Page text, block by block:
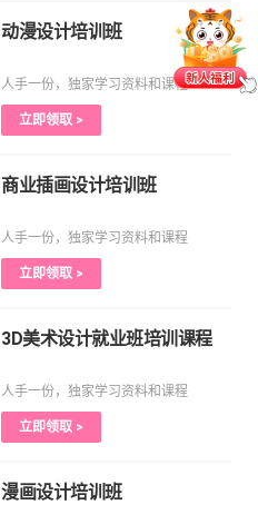
动漫设计培训班
人手一份，独家学习资料和课程
立即领取 >
商业插画设计培训班
人手一份，独家学习资料和课程
立即领取 >
3D美术设计就业班培训课程
人手一份，独家学习资料和课程
立即领取 >
漫画设计培训班